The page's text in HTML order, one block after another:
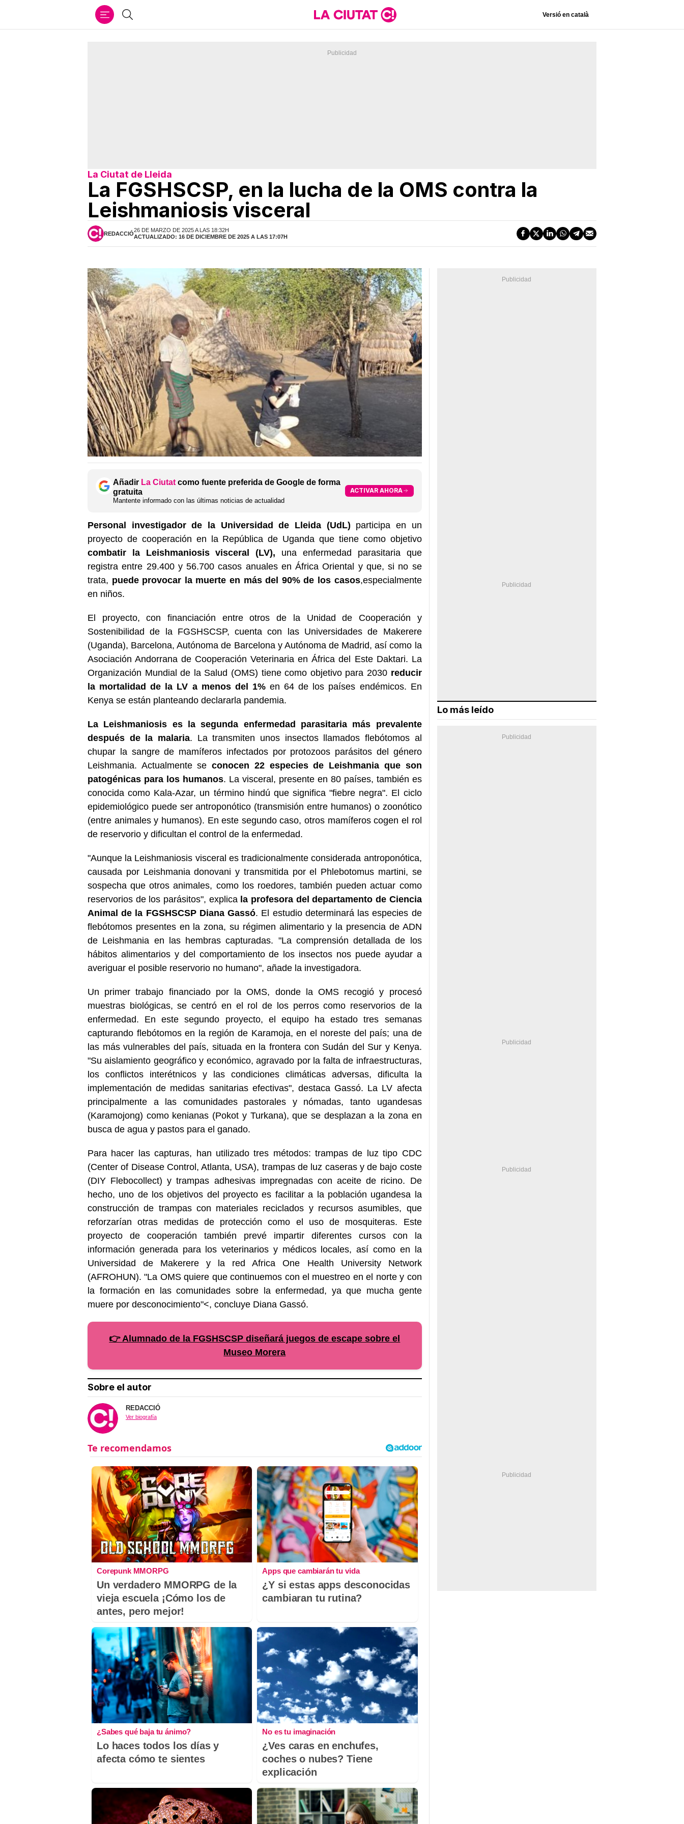
Buscar Versió en català
La Ciutat de Lleida
La FGSHSCSP, en la lucha de la OMS contra la
Leishmaniosis visceral
REDACCIÓ
26 DE MARZO DE 2025 A LAS 18:32H
ACTUALIZADO: 16 DE DICIEMBRE DE 2025 A LAS 17:07H
Añadir La Ciutat como fuente preferida de Google de forma
gratuita
Mantente informado con las últimas noticias de actualidad
ACTIVAR AHORA
Personal investigador de la Universidad de Lleida (UdL) participa en un
proyecto de cooperación en la República de Uganda que tiene como objetivo
combatir la Leishmaniosis visceral (LV), una enfermedad parasitaria que
registra entre 29.400 y 56.700 casos anuales en África Oriental y que, si no se
trata, puede provocar la muerte en más del 90% de los casos,especialmente
en niños.
El proyecto, con financiación entre otros de la Unidad de Cooperación y
Sostenibilidad de la FGSHSCSP, cuenta con las Universidades de Makerere
(Uganda), Barcelona, Autónoma de Barcelona y Autónoma de Madrid, así como la
Asociación Andorrana de Cooperación Veterinaria en África del Este Daktari. La
Organización Mundial de la Salud (OMS) tiene como objetivo para 2030 reducir
la mortalidad de la LV a menos del 1%en 64 de los países endémicos. En
Kenya se están planteando declararla pandemia.
La Leishmaniosis es la segunda enfermedad parasitaria más prevalente
después de la malaria. La transmiten unos insectos llamados flebótomos al
chupar la sangre de mamíferos infectados por protozoos parásitos del género
Leishmania. Actualmente se conocen 22 especies de Leishmania que son
patogénicas para los humanos. La visceral, presente en 80 países, también es
conocida como Kala-Azar, un término hindú que significa "fiebre negra". El ciclo
epidemiológico puede ser antroponótico (transmisión entre humanos) o zoonótico
(entre animales y humanos). En este segundo caso, otros mamíferos cogen el rol
de reservorio y dificultan el control de la enfermedad.
"Aunque la Leishmaniosis visceral es tradicionalmente considerada antroponótica,
causada por Leishmania donovani y transmitida por el Phlebotomus martini, se
sospecha que otros animales, como los roedores, también pueden actuar como
reservorios de los parásitos", explica la profesora del departamento de Ciencia
Animal de la FGSHSCSP Diana Gassó. El estudio determinará las especies de
flebótomos presentes en la zona, su régimen alimentario y la presencia de ADN
de Leishmania en las hembras capturadas. "La comprensión detallada de los
hábitos alimentarios y del comportamiento de los insectos nos puede ayudar a
averiguar el posible reservorio no humano", añade la investigadora.
Un primer trabajo financiado por la OMS, donde la OMS recogió y procesó
muestras biológicas, se centró en el rol de los perros como reservorios de la
enfermedad. En este segundo proyecto, el equipo ha estado tres semanas
capturando flebótomos en la región de Karamoja, en el noreste del país; una de
las más vulnerables del país, situada en la frontera con Sudán del Sur y Kenya.
"Su aislamiento geográfico y económico, agravado por la falta de infraestructuras,
los conflictos interétnicos y las condiciones climáticas adversas, dificulta la
implementación de medidas sanitarias efectivas", destaca Gassó. La LV afecta
principalmente a las comunidades pastorales y nómadas, tanto ugandesas
(Karamojong) como kenianas (Pokot y Turkana), que se desplazan a la zona en
busca de agua y pastos para el ganado.
Para hacer las capturas, han utilizado tres métodos: trampas de luz tipo CDC
(Center of Disease Control, Atlanta, USA), trampas de luz caseras y de bajo coste
(DIY Flebocollect) y trampas adhesivas impregnadas con aceite de ricino. De
hecho, uno de los objetivos del proyecto es facilitar a la población ugandesa la
construcción de trampas con materiales reciclados y recursos asumibles, que
reforzarían otras medidas de protección como el uso de mosquiteras. Este
proyecto de cooperación también prevé impartir diferentes cursos con la
información generada para los veterinarios y médicos locales, así como en la
Universidad de Makerere y la red Africa One Health University Network
(AFROHUN). "La OMS quiere que continuemos con el muestreo en el norte y con
la formación en las comunidades sobre la enfermedad, ya que mucha gente
muere por desconocimiento"<, concluye Diana Gassó.
👉 Alumnado de la FGSHSCSP diseñará juegos de escape sobre el
Museo Morera
Sobre el autor
REDACCIÓ
Ver biografía
Corepunk MMORPG
Un verdadero MMORPG de la
vieja escuela ¡Cómo los de
antes, pero mejor!
Apps que cambiarán tu vida
¿Y si estas apps desconocidas
cambiaran tu rutina?
¿Sabes qué baja tu ánimo?
Lo haces todos los días y
afecta cómo te sientes
No es tu imaginación
¿Ves caras en enchufes,
coches o nubes? Tiene
explicación
Lo más leído